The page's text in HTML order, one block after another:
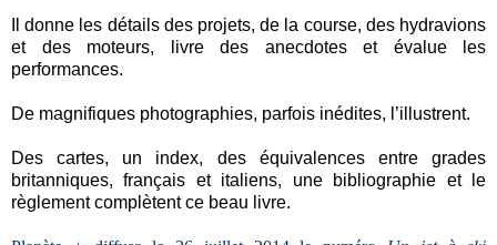
Il donne les détails des projets, de la course, des hydravions
et des moteurs, livre des anecdotes et évalue les
performances.
De magnifiques photographies, parfois inédites, l’illustrent.
Des cartes, un index, des équivalences entre grades
britanniques, français et italiens, une bibliographie et le
règlement complètent ce beau livre.